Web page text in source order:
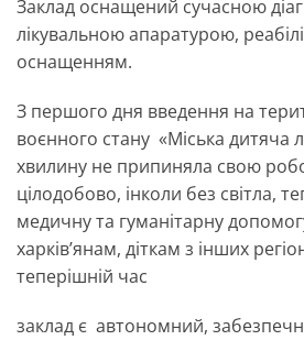
Заклад оснащений сучасною
лікувальною апаратурою,
оснащенням.
З першого дня введення на
воєнного стану «Міська дитяча
хвилину не припиняла свою
цілодобово, інколи без світла,
медичну та гуманітарну
харків’янам, діткам з інших
теперішній час
заклад є автономний,